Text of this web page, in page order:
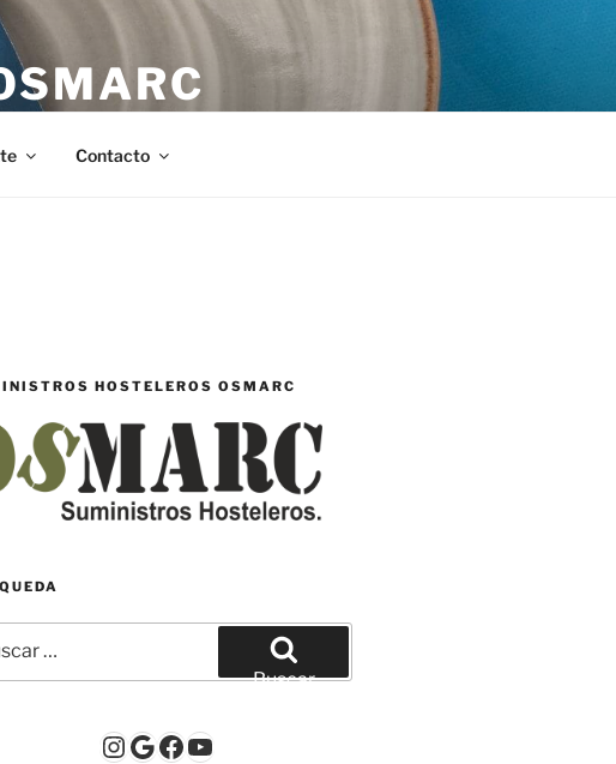
Contacto
HOSTELEROS OSMARC
Buscar
Instagram
Google
Facebook
YouTube